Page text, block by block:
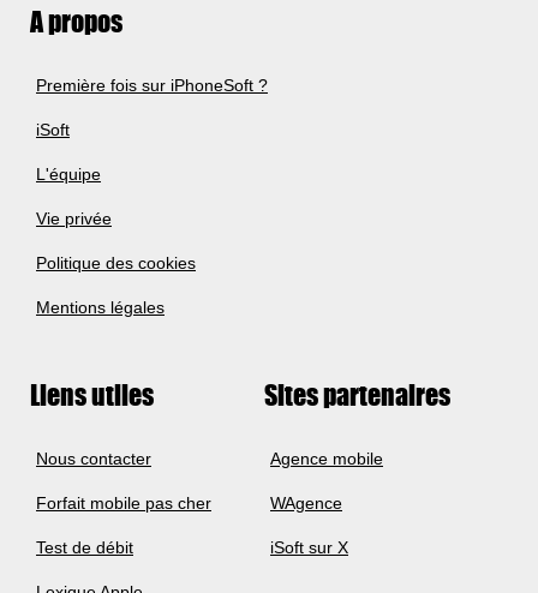
A propos
Première fois sur iPhoneSoft ?
iSoft
L'équipe
Vie privée
Politique des cookies
Mentions légales
Liens utiles
Nous contacter
Forfait mobile pas cher
Test de débit
Sites partenaires
Agence mobile
WAgence
iSoft sur X